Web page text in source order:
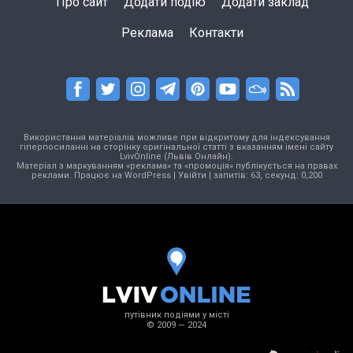
Реклама Контакти
Використання матеріалів можливе при відкритому для індексування
гіперпосиланні на сторінку оригінальної статті з вказанням імені сайту
LvivOnline (Львів Онлайн).
Матеріал з маркуванням «реклама» та «промоція» публікується на правах
реклами. Працює на WordPress| Увійти | запитів: 63, секунд: 0,200
путівник подіями у місті
© 2009 — 2024